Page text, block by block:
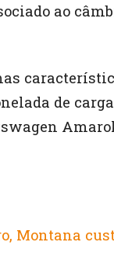
ao
de
Montana